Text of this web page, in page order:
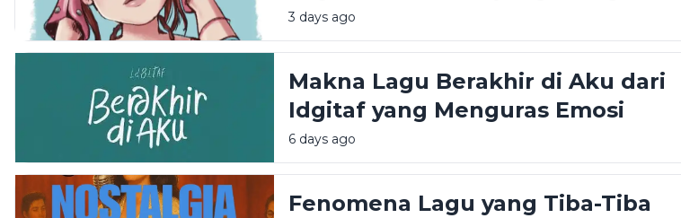
Rasa Bucin Jadi Lebih Estetik
3 days ago
Makna Lagu Berakhir di Aku dari
Idgitaf yang Menguras Emosi
6 days ago
Fenomena Lagu yang Tiba-Tiba